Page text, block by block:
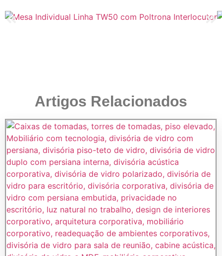
Artigos Relacionados